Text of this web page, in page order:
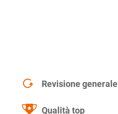
Revisione generale
Qualità top